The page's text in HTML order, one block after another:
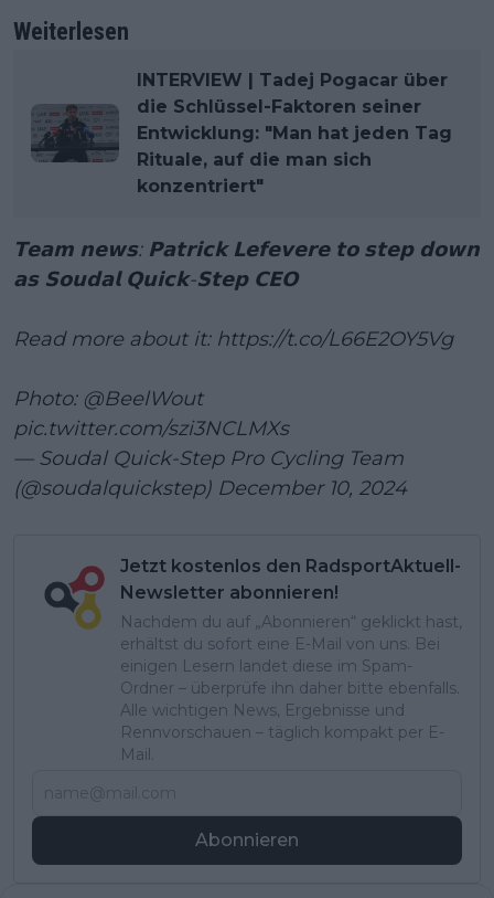
Weiterlesen
INTERVIEW | Tadej Pogacar über
die Schlüssel-Faktoren seiner
Entwicklung: "Man hat jeden Tag
Rituale, auf die man sich
konzentriert"
𝗧𝗲𝗮𝗺 𝗻𝗲𝘄𝘀: 𝗣𝗮𝘁𝗿𝗶𝗰𝗸 𝗟𝗲𝗳𝗲𝘃𝗲𝗿𝗲 𝘁𝗼 𝘀𝘁𝗲𝗽 𝗱𝗼𝘄𝗻
𝗮𝘀 𝗦𝗼𝘂𝗱𝗮𝗹 𝗤𝘂𝗶𝗰𝗸-𝗦𝘁𝗲𝗽 𝗖𝗘𝗢
Read more about it: https://t.co/L66E2OY5Vg
Photo: @BeelWout
pic.twitter.com/szi3NCLMXs
— Soudal Quick-Step Pro Cycling Team
(@soudalquickstep) December 10, 2024
Jetzt kostenlos den RadsportAktuell-
Newsletter abonnieren!
Nachdem du auf „Abonnieren“ geklickt hast,
erhältst du sofort eine E-Mail von uns. Bei
einigen Lesern landet diese im Spam-
Ordner – überprüfe ihn daher bitte ebenfalls.
Alle wichtigen News, Ergebnisse und
Rennvorschauen – täglich kompakt per E-
Mail.
Abonnieren